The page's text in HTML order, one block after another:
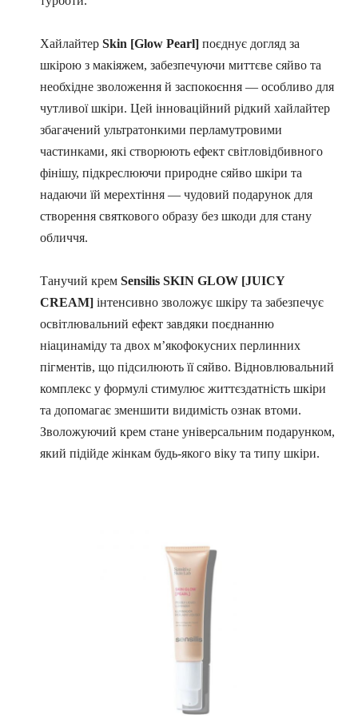
Хайлайтер Skin [Glow Pearl] поєднує догляд за
шкірою з макіяжем, забезпечуючи миттєве сяйво та
необхідне зволоження й заспокоєння — особливо для
чутливої шкіри. Цей інноваційний рідкий хайлайтер
збагачений ультратонкими перламутровими
частинками, які створюють ефект світловідбивного
фінішу, підкреслюючи природне сяйво шкіри та
надаючи їй мерехтіння — чудовий подарунок для
створення святкового образу без шкоди для стану
обличчя.
Танучий крем Sensilis SKIN GLOW [JUICY
CREAM] інтенсивно зволожує шкіру та забезпечує
освітлювальний ефект завдяки поєднанню
ніацинаміду та двох м’якофокусних перлинних
пігментів, що підсилюють її сяйво. Відновлювальний
комплекс у формулі стимулює життєздатність шкіри
та допомагає зменшити видимість ознак втоми.
Зволожуючий крем стане універсальним подарунком,
який підійде жінкам будь-якого віку та типу шкіри.